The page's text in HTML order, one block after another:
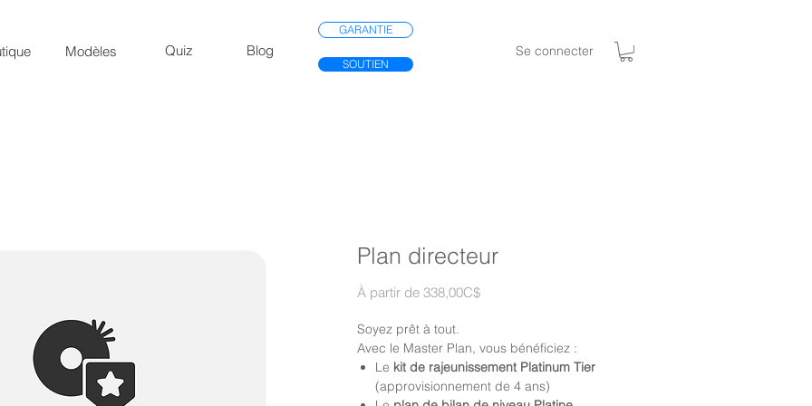
Se connecter
Modèles Quiz Blog
GARANTIE
SOUTIEN
Plan directeur
À partir de 338,00C$Prix
Soyez prêt à tout.
Avec le Master Plan, vous bénéficiez :
Le kit de rajeunissement Platinum Tier
(approvisionnement de 4 ans)